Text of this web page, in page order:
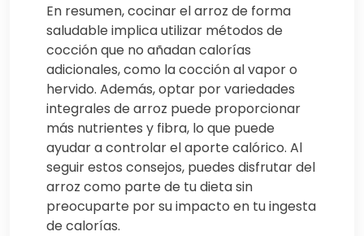
En resumen, cocinar el arroz de forma
saludable implica utilizar métodos de
cocción que no añadan calorías
adicionales, como la cocción al vapor o
hervido. Además, optar por variedades
integrales de arroz puede proporcionar
más nutrientes y fibra, lo que puede
ayudar a controlar el aporte calórico. Al
seguir estos consejos, puedes disfrutar del
arroz como parte de tu dieta sin
preocuparte por su impacto en tu ingesta
de calorías.